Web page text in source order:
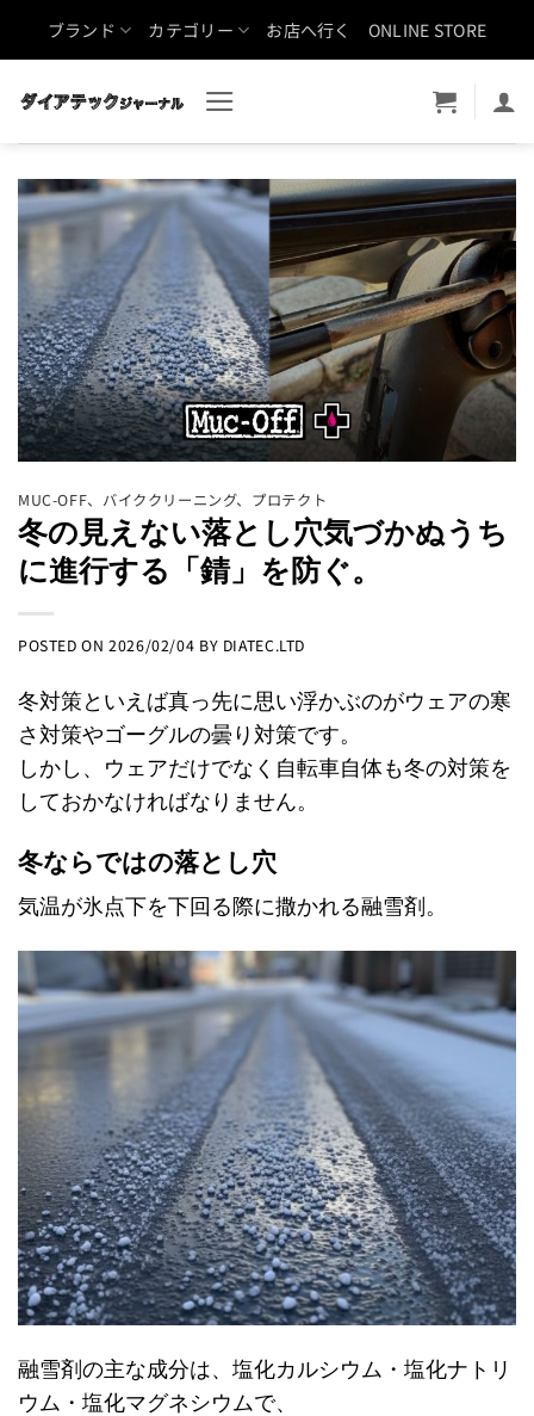
ブランド カテゴリー お店へ行く ONLINE STORE
MUC-OFF、 バイククリーニング、 プロテクト
冬の見えない落とし穴気づかぬうち
に進行する「錆」を防ぐ。
POSTED ON2026/02/04 BY DIATEC.LTD
冬対策といえば真っ先に思い浮かぶのがウェアの寒
さ対策やゴーグルの曇り対策です。
しかし、ウェアだけでなく自転車自体も冬の対策を
しておかなければなりません。
冬ならではの落とし穴
気温が氷点下を下回る際に撒かれる融雪剤。
融雪剤の主な成分は、塩化カルシウム・塩化ナトリ
ウム・塩化マグネシウムで、